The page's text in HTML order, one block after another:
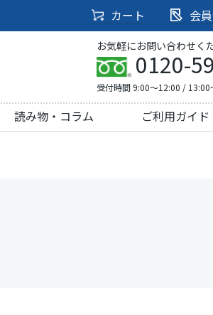
カート 会
お気軽にお問い合わせく
0120-
受付時間 9:00～12:00 /
読み物・コラム ご利用ガイド